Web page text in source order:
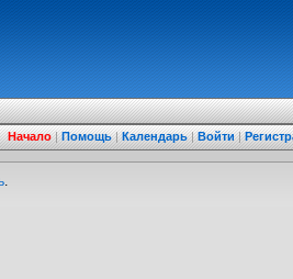
Начало|Помощь|Календарь|Войти|
.